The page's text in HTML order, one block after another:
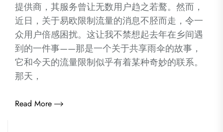
提供商，其服务曾让无数用户趋之若鹜。然而，
近日，关于易欧限制流量的消息不胫而走，令一
众用户倍感困扰。这让我不禁想起去年在乡间遇
到的一件事——那是一个关于共享雨伞的故事，
它和今天的流量限制似乎有着某种奇妙的联系。
那天，
Read More